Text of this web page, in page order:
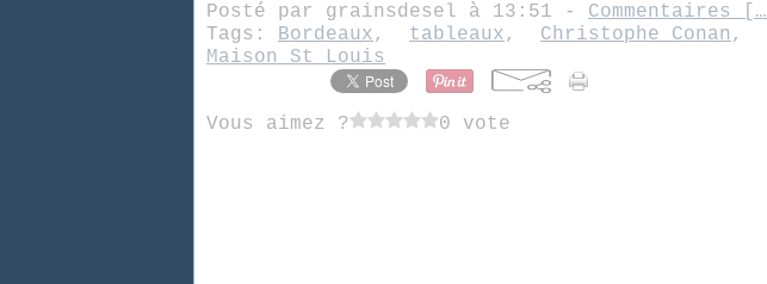
Posté par grainsdesel à 13:51 - Commentaires [ …
Tags: Bordeaux, tableaux, Christophe Conan ,
Maison St Louis
Vous aimez ? 0 vote